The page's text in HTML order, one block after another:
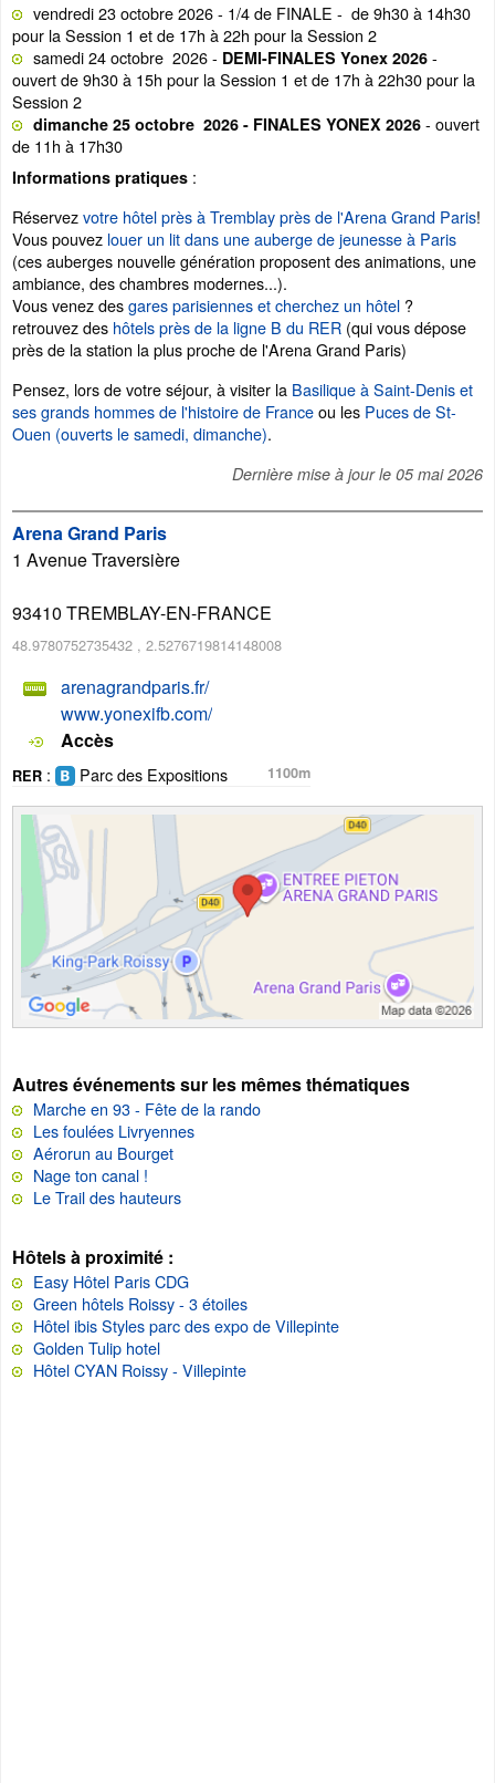
vendredi 23 octobre 2026 - 1/4 de FINALE - de 9h30 à 14h30
pour la Session 1 et de 17h à 22h pour la Session 2
samedi 24 octobre 2026 - DEMI-FINALES Yonex 2026 -
ouvert de 9h30 à 15h pour la Session 1 et de 17h à 22h30 pour la
Session 2
dimanche 25 octobre 2026 - FINALES YONEX 2026 - ouvert
de 11h à 17h30
Informations pratiques :
Réservezvotre hôtel près à Tremblay près de l'Arena Grand Paris!
Vous pouvez louer un lit dans une auberge de jeunesse à Paris
(ces auberges nouvelle génération proposent des animations, une
ambiance, des chambres modernes...).
Vous venez desgares parisiennes et cherchez un hôtel ?
retrouvez des hôtels près de la ligne B du RER (qui vous dépose
près de la station la plus proche de l'Arena Grand Paris)
Pensez, lors de votre séjour, à visiter la Basilique à Saint-Denis et
ses grands hommes de l'histoire de Franceou les Puces de St-
Ouen (ouverts le samedi, dimanche).
Dernière mise à jour le 05 mai 2026
Arena Grand Paris
1 Avenue Traversière
93410 TREMBLAY-EN-FRANCE
48.9780752735432 , 2.5276719814148008
arenagrandparis.fr/
www.yonexifb.com/
Accès
RER : Parc des Expositions 1100m
Autres événements sur les mêmes thématiques
Marche en 93 - Fête de la rando
Les foulées Livryennes
Aérorun au Bourget
Nage ton canal !
Le Trail des hauteurs
Hôtels à proximité :
Easy Hôtel Paris CDG
Green hôtels Roissy - 3 étoiles
Hôtel ibis Styles parc des expo de Villepinte
Golden Tulip hotel
Hôtel CYAN Roissy - Villepinte